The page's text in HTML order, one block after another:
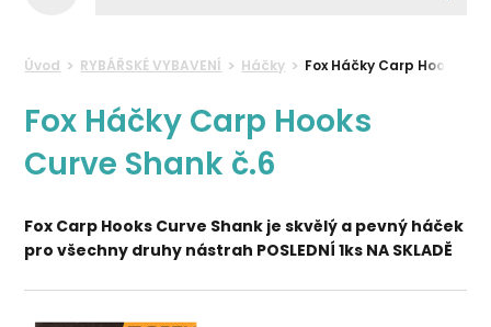
Úvod RYBÁŘSKÉ VYBAVENÍ Háčky Fox Háčky Carp Hooks
Fox Háčky Carp Hooks
Curve Shank č.6
Fox Carp Hooks Curve Shank je skvělý a pevný háček
pro všechny druhy nástrah POSLEDNÍ 1ks NA SKLADĚ